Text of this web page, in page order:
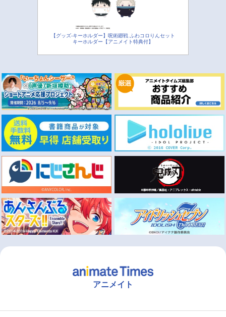
【グッズ-キーホルダー】呪術廻戦 ふわコロりんセット
キーホルダー【アニメイト特典付】
アニメイト